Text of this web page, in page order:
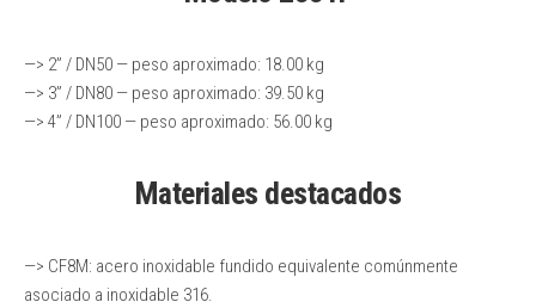
—> 2” / DN50 — peso aproximado: 18.00 kg
—> 3” / DN80 — peso aproximado: 39.50 kg
—> 4” / DN100 — peso aproximado: 56.00 kg
Materiales destacados
—> CF8M: acero inoxidable fundido equivalente comúnmente
asociado a inoxidable 316.